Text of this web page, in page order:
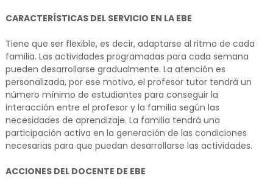
CARACTERÍSTICAS DEL SERVICIO EN LA EBE
Tiene que ser flexible, es decir, adaptarse al ritmo de cada
familia. Las actividades programadas para cada semana
pueden desarrollarse gradualmente. La atención es
personalizada, por ese motivo, el profesor tutor tendrá un
número mínimo de estudiantes para conseguir la
interacción entre el profesor y la familia según las
necesidades de aprendizaje. La familia tendrá una
participación activa en la generación de las condiciones
necesarias para que puedan desarrollarse las actividades.
ACCIONES DEL DOCENTE DE EBE